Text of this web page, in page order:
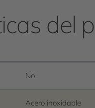
del
No
Acero inoxidable